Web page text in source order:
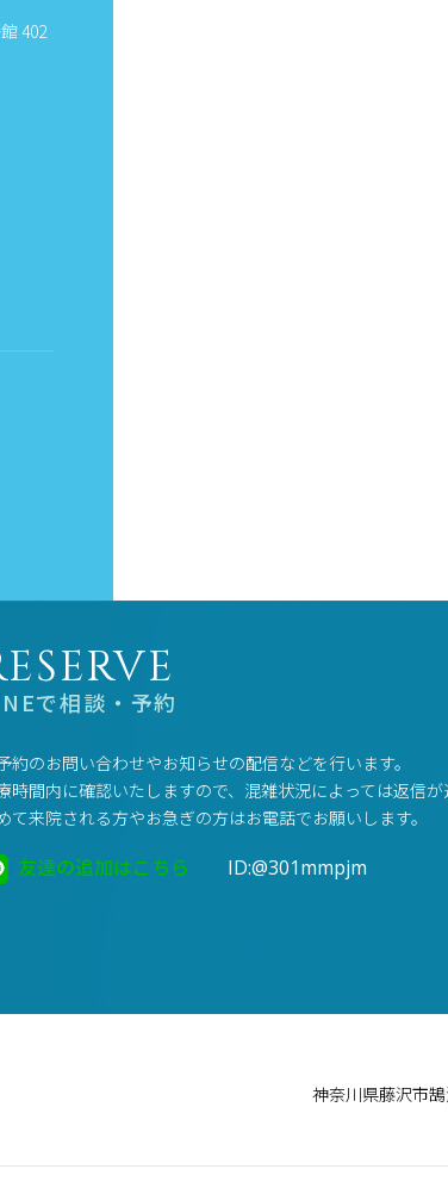
402
で相談・予約
約のお問い合わせやお知らせの配信などを行います。
時間内に確認いたしますので、混雑状況によっては返信が
て来院される方やお急ぎの方はお電話でお願いします。
友達の追加はこちら ID:@301mmpjm
神奈川県藤沢市